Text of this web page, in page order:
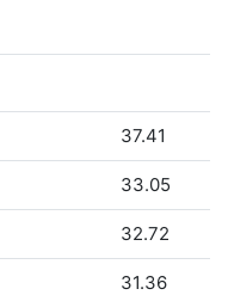
37.41
33.05
32.72
31.36